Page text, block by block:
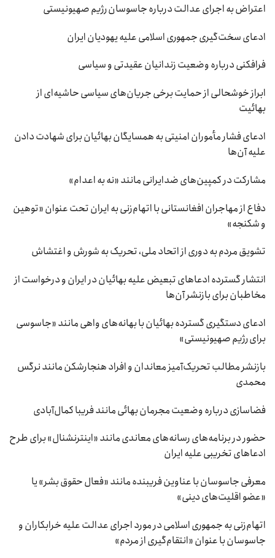
اعتراض به اجرای عدالت درباره جاسوسان رژیم صهیونیستی
ادعای سخت‌گیری جمهوری اسلامی علیه یهودیان ایران
فرافکنی درباره وضعیت زندانیان عقیدتی و سیاسی
ابراز خوشحالی از حمایت برخی جریان‌های سیاسی حاشیه‌ای از
بهائیت
ادعای فشار مأموران امنیتی به همسایگان بهائیان برای شهادت دادن
علیه آن‌ها
مشارکت در کمپین‌های ضدایرانی مانند «نه به اعدام»
دفاع از مهاجران افغانستانی با اتهام‌زنی به ایران تحت عنوان «توهین
و شکنجه»
تشویق مردم به دوری از اتحاد ملی، تحریک به شورش و اغتشاش
انتشار گسترده ادعاهای تبعیض علیه بهائیان در ایران و درخواست از
مخاطبان برای بازنشر آن‌ها
ادعای دستگیری گسترده بهائیان با بهانه‌های واهی مانند «جاسوسی
برای رژیم صهیونیستی»
بازنشر مطالب تحریک‌آمیز معاندان و افراد هنجارشکن مانند نرگس
محمدی
فضاسازی درباره وضعیت مجرمان بهائی مانند فریبا کمال‌آبادی
حضور در برنامه‌های رسانه‌های معاندی مانند «اینترنشنال» برای طرح
ادعاهای تخریبی علیه ایران
معرفی جاسوسان با عناوین فریبنده مانند «فعال حقوق بشر» یا
«عضو اقلیت‌های دینی»
اتهام‌زنی به جمهوری اسلامی در مورد اجرای عدالت علیه خرابکاران و
جاسوسان با عنوان «انتقام‌گیری از مردم»